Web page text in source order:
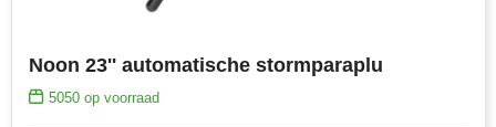
Noon 23'' automatische stormparaplu
5050op voorraad